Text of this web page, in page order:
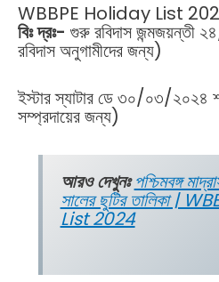
WBBPE Holiday List
বিঃ দ্রঃ- গুরু রবিদাস জন্মজয়ন্তী
রবিদাস অনুগামীদের জন্য)
ইস্টার স্যাটার ডে ৩০/০৩/২০২৪
সম্প্রদায়ের জন্য)
আরও দেখুনঃ পশ্চিমবঙ্গ
সালের ছুটির তালিকা |
List 2024